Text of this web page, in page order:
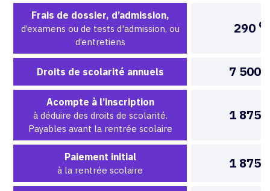
Frais de dossier, d’admission,
d’examens ou de tests d'admission, ou
d’entretiens
290 €
Droits de scolarité annuels 7 500
Acompte à l’inscription
à déduire des droits de scolarité.
Payables avant la rentrée scolaire
1 875
Paiement initial
à la rentrée scolaire 1 875